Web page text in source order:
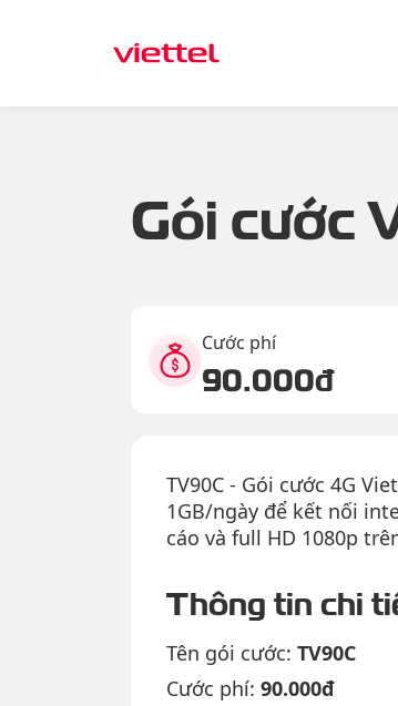
Gói cước
Cước phí
90.000đ
TV90C - Gói cước 4G
1GB/ngày để kết nối
cáo và full HD 1080p
Thông tin chi
Tên gói cước: TV90C
Cước phí: 90.000đ